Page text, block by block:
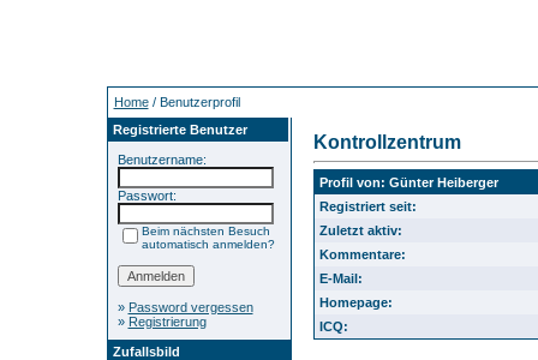
Home/ Benutzerprofil
Registrierte Benutzer
Benutzername:
Passwort:
Beim nächsten Besuch
automatisch anmelden?
» Password vergessen
» Registrierung
Zufallsbild
Kontrollzentrum
Profil von: Günter Heiberger
Registriert seit:
Zuletzt aktiv:
Kommentare:
E-Mail:
Homepage:
ICQ: